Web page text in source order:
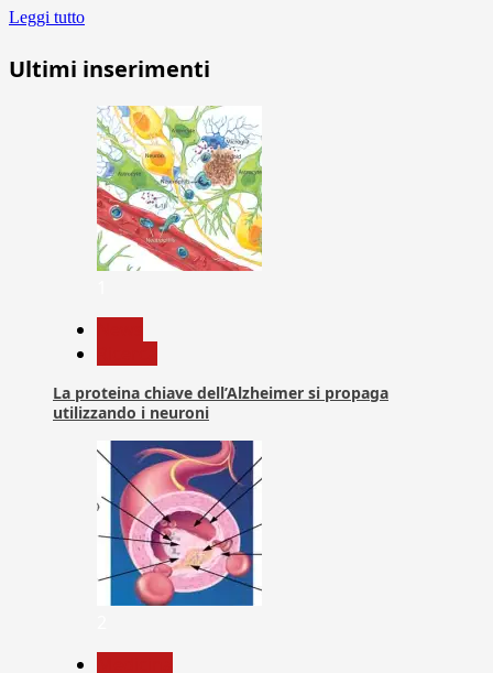
Leggi tutto
Ultimi inserimenti
La proteina chiave dell’Alzheimer si propaga
utilizzando i neuroni